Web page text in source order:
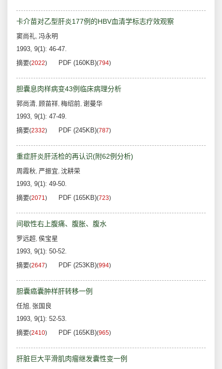
卡介苗对乙型肝炎177例的HBV血清学标志疗效观察
窦尚礼, 冯永明
1993, 9(1): 46-47.
摘要(2022) PDF (160KB)(794)
胆囊息肉样病变43例临床病理分析
郭尚清, 顾苗祥, 梅绍前, 谢曼华
1993, 9(1): 47-49.
摘要(2332) PDF (245KB)(787)
重症肝炎肝活检的再认识(附62例分析)
周霞秋, 严振宜, 沈耕荣
1993, 9(1): 49-50.
摘要(2071) PDF (165KB)(723)
间歇性右上腹痛、腹胀、腹水
罗远超, 侯宝星
1993, 9(1): 50-52.
摘要(2647) PDF (253KB)(994)
胆囊癌囊肿样肝转移一例
任旭, 张国良
1993, 9(1): 52-53.
摘要(2410) PDF (165KB)(965)
肝脏巨大平滑肌肉瘤继发囊性变一例